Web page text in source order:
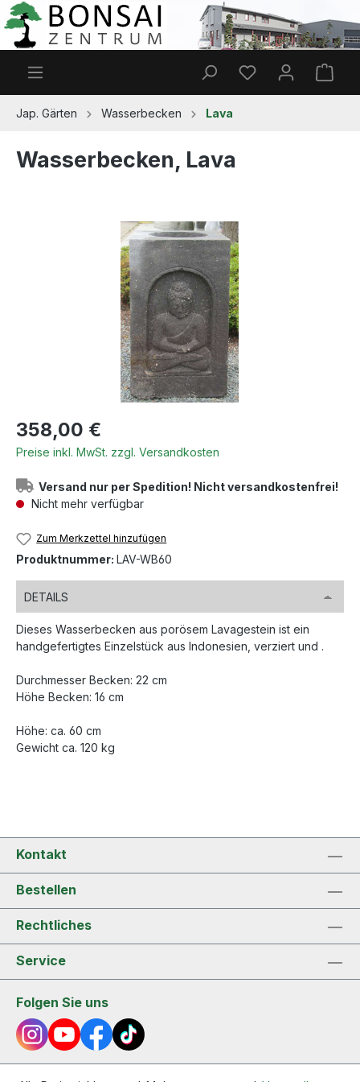
Zum Hauptinhalt springen
Du hast 0
Jap. Gärten Wasserbecken Lava
Wasserbecken, Lava
Bildergalerie überspringen
Regulärer Preis:
358,00 €
Preise inkl. MwSt. zzgl. Versandkosten
Versand nur per Spedition! Nicht versandkostenfrei!
Nicht mehr verfügbar
Zum Merkzettel hinzufügen
Produktnummer: LAV-WB60
DETAILS
Dieses Wasserbecken aus porösem Lavagestein ist ein
handgefertigtes Einzelstück aus Indonesien, verziert und .
Durchmesser Becken: 22 cm
Höhe Becken: 16 cm
Höhe: ca. 60 cm
Gewicht ca. 120 kg
Kontakt
Bestellen
Rechtliches
Service
Folgen Sie uns